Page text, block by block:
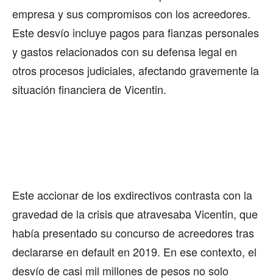
empresa y sus compromisos con los acreedores.
Este desvío incluye pagos para fianzas personales
y gastos relacionados con su defensa legal en
otros procesos judiciales, afectando gravemente la
situación financiera de Vicentin.
Este accionar de los exdirectivos contrasta con la
gravedad de la crisis que atravesaba Vicentin, que
había presentado su concurso de acreedores tras
declararse en default en 2019. En ese contexto, el
desvío de casi mil millones de pesos no solo